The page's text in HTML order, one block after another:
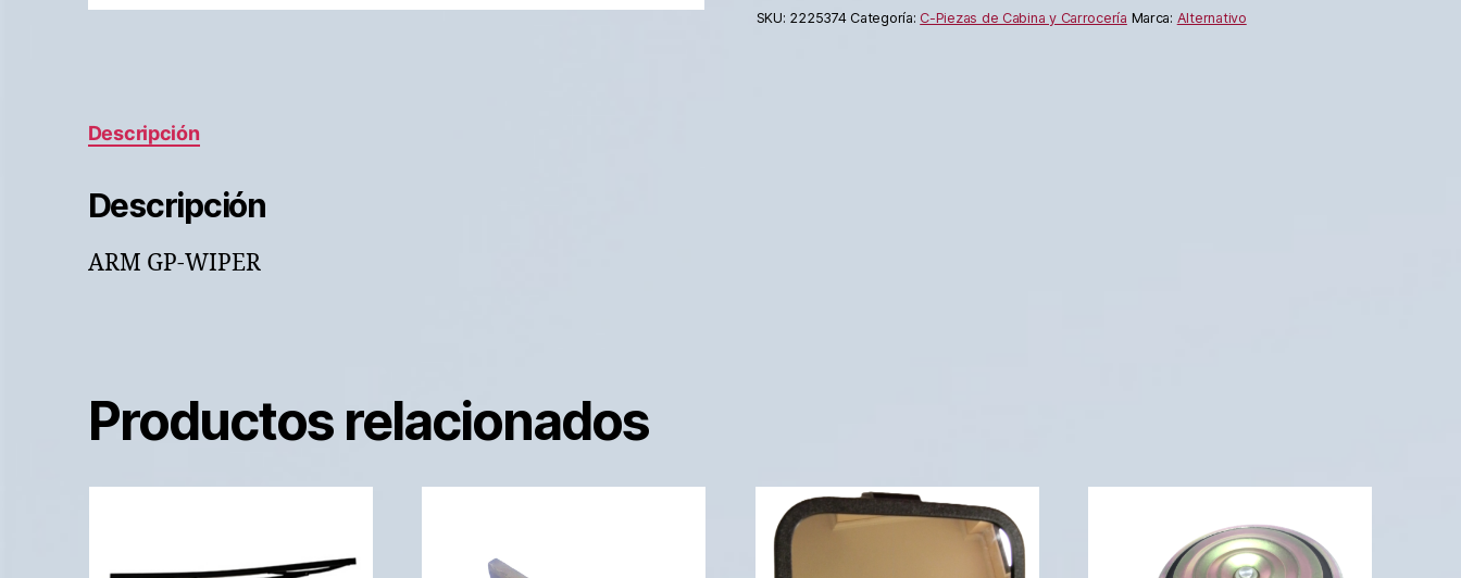
SKU: 2225374 Categoría: C-Piezas de Cabina y Carrocería Marca: Alternativo
Descripción
Descripción
ARM GP-WIPER
Productos relacionados